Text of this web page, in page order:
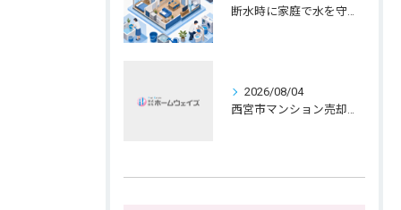
断水時に家庭で水を守る備えと生活の工夫
2026/08/04
西宮市マンション売却、女性ならではの公開範囲